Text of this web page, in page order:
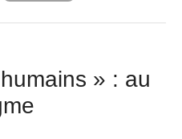
» : au